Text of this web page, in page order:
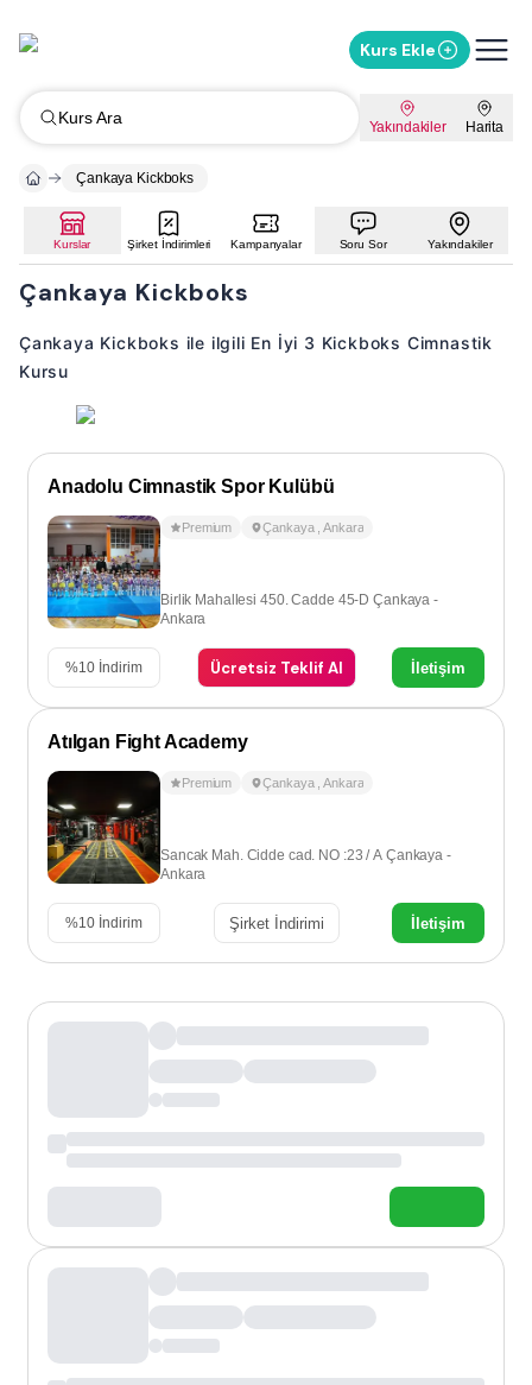
Kurs Ekle
Kurs Ara Yakındakiler Harita
Çankaya Kickboks
Kurslar Şirket İndirimleri Kampanyalar Soru Sor Yakındakiler
Çankaya Kickboks
Çankaya Kickboks ile ilgili En İyi 3 Kickboks Cimnastik
Kursu
Anadolu Cimnastik Spor Kulübü
Premium Çankaya ,Ankara
Birlik Mahallesi 450. Cadde 45-D Çankaya -
Ankara
%10 İndirim Ücretsiz Teklif Al İletişim
Atılgan Fight Academy
Premium Çankaya ,Ankara
Sancak Mah. Cidde cad. NO :23 / A Çankaya -
Ankara
%10 İndirim Şirket İndirimi İletişim